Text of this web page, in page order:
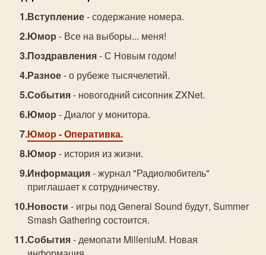
Вступление- содержание номера.
Юмор - Все на выборы... меня!
Поздравления- С Hовым годом!
Разное- о рубеже тысячелетий.
События- новогодний сисопник ZXNet.
Юмор - Диалог у монитора.
Юмор - Оперативка.
Юмор - история из жизни.
Информация- журнал "Радиолюбитель"
приглашает к сотрудничеству.
Новости - игры под General Sound будут, Summer
Smash Gathering состоится.
События- демопати MilleniuM. Новая